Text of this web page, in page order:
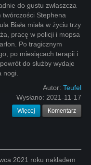
do gustu zwłaszcza
twórczości Stephena
Biała miała w życiu trzy
pracę w policji i mopsa
Po tragicznym
po miesiącach terapii i
do służby wydaje
Autor: Teufel
Wysłano: 2021-11-17
Więcej Komentarz
2021 roku nakładem